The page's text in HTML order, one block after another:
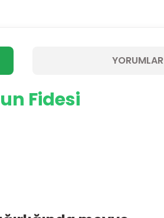
YORUMLAR
Fidesi